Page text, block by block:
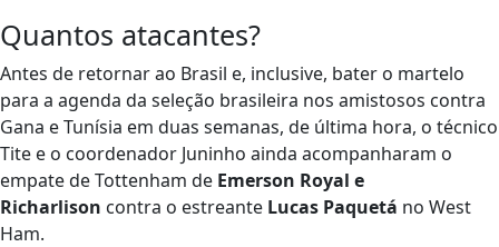
Quantos atacantes?
Antes de retornar ao Brasil e, inclusive, bater o martelo
para a agenda da seleção brasileira nos amistosos contra
Gana e Tunísia em duas semanas, de última hora, o técnico
Tite e o coordenador Juninho ainda acompanharam o
empate de Tottenham de Emerson Royal e
Richarlison contra o estreante Lucas Paquetá no West
Ham.